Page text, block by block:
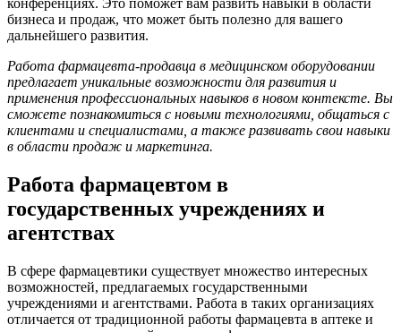
конференциях. Это поможет вам развить навыки в области
бизнеса и продаж, что может быть полезно для вашего
дальнейшего развития.
Работа фармацевта-продавца в медицинском оборудовании
предлагает уникальные возможности для развития и
применения профессиональных навыков в новом контексте. Вы
сможете познакомиться с новыми технологиями, общаться с
клиентами и специалистами, а также развивать свои навыки
в области продаж и маркетинга.
Работа фармацевтом в
государственных учреждениях и
агентствах
В сфере фармацевтики существует множество интересных
возможностей, предлагаемых государственными
учреждениями и агентствами. Работа в таких организациях
отличается от традиционной работы фармацевта в аптеке и